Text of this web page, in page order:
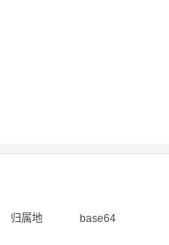
归属地
base64